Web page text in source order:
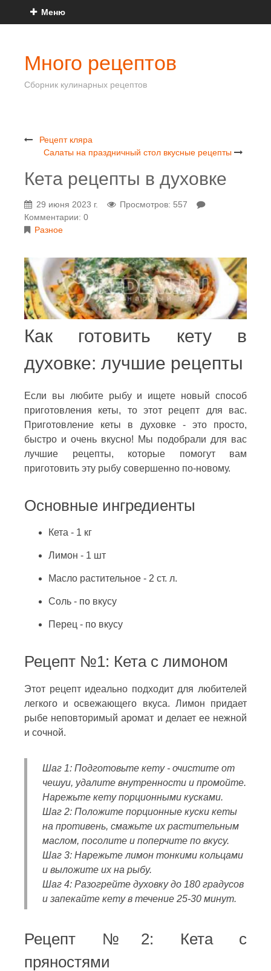
Меню
Много рецептов
Сборник кулинарных рецептов
Рецепт кляра
Салаты на праздничный стол вкусные рецепты
Кета рецепты в духовке
29 июня 2023 г.
Просмотров: 557
Комментарии: 0
Разное
Как готовить кету в
духовке: лучшие рецепты
Если вы любите рыбу и ищете новый способ
приготовления кеты, то этот рецепт для вас.
Приготовление кеты в духовке - это просто,
быстро и очень вкусно! Мы подобрали для вас
лучшие рецепты, которые помогут вам
приготовить эту рыбу совершенно по-новому.
Основные ингредиенты
Кета - 1 кг
Лимон - 1 шт
Масло растительное - 2 ст. л.
Соль - по вкусу
Перец - по вкусу
Рецепт №1: Кета с лимоном
Этот рецепт идеально подходит для любителей
легкого и освежающего вкуса. Лимон придает
рыбе неповторимый аромат и делает ее нежной
и сочной.
Шаг 1: Подготовьте кету - очистите от
чешуи, удалите внутренности и промойте.
Нарежьте кету порционными кусками.
Шаг 2: Положите порционные куски кеты
на противень, смажьте их растительным
маслом, посолите и поперчите по вкусу.
Шаг 3: Нарежьте лимон тонкими кольцами
и выложите их на рыбу.
Шаг 4: Разогрейте духовку до 180 градусов
и запекайте кету в течение 25-30 минут.
Рецепт №2: Кета с
пряностями